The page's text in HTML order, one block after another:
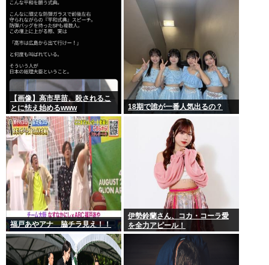
【画像】高市早苗、殺されるこ
とに怯え始めるwww
18期で誰が一番人気出るの？
福戸あやアナ 脇チラ見え！！
伊勢鈴蘭さん、コカ・コーラ愛
を全力アピール！